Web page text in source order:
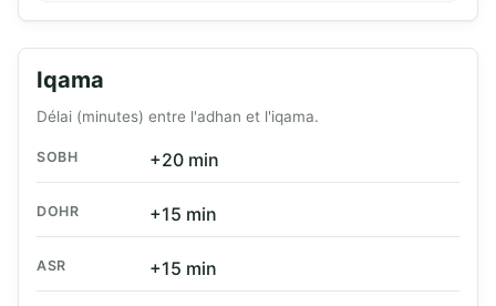
Iqama
Délai (minutes) entre l'adhan et l'iqama.
SOBH +20 min
DOHR +15 min
ASR +15 min